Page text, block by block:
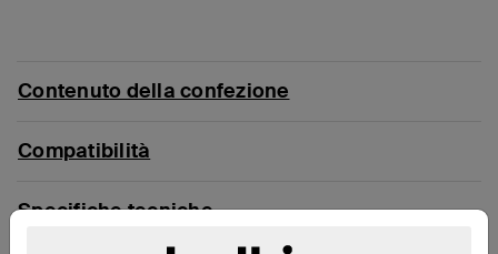
Contenuto della confezione
Compatibilità
Specifiche tecniche